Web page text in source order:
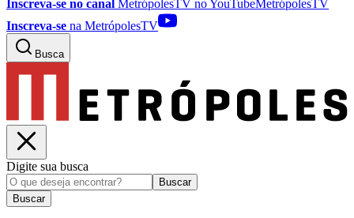
Inscreva-se no canal MetrópolesTV noYouTubeMetrópolesTV
Inscreva-se na MetrópolesTV
Busca
Digite sua busca
Buscar
Buscar